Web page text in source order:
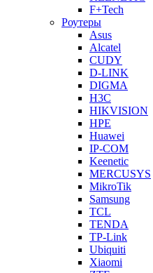
F+Tech
Роутеры
Asus
Alcatel
CUDY
D-LINK
DIGMA
H3C
HIKVISION
HPE
Huawei
IP-COM
Keenetic
MERCUSYS
MikroTik
Samsung
TCL
TENDA
TP-Link
Ubiquiti
Xiaomi